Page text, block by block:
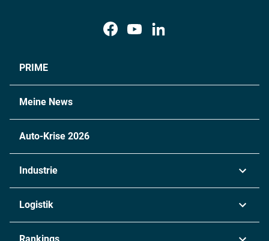
PRIME
Meine News
Auto-Krise 2026
Industrie
Logistik